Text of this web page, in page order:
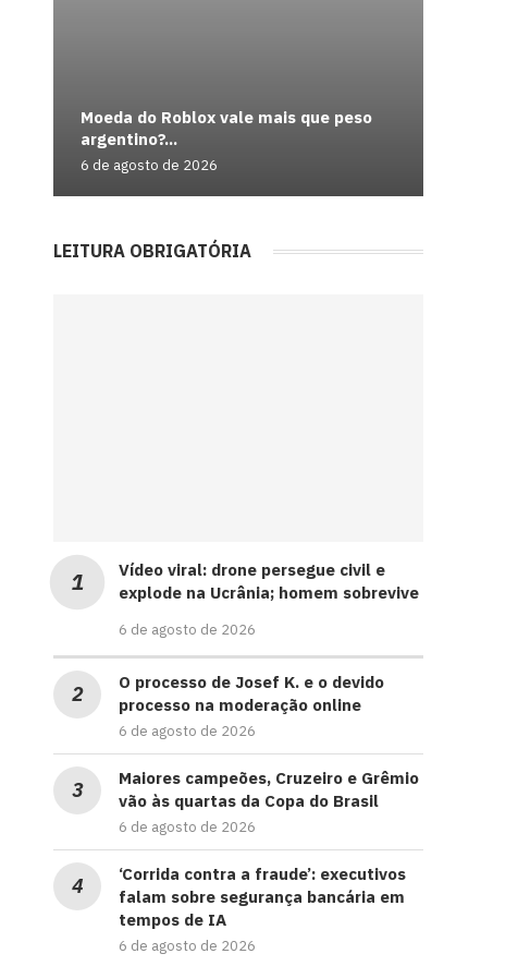
Moeda do Roblox vale mais que peso
argentino?...
6 de agosto de 2026
LEITURA OBRIGATÓRIA
Vídeo viral: drone persegue civil e
explode na Ucrânia; homem sobrevive
6 de agosto de 2026
O processo de Josef K. e o devido
processo na moderação online
6 de agosto de 2026
Maiores campeões, Cruzeiro e Grêmio
vão às quartas da Copa do Brasil
6 de agosto de 2026
‘Corrida contra a fraude’: executivos
falam sobre segurança bancária em
tempos de IA
6 de agosto de 2026